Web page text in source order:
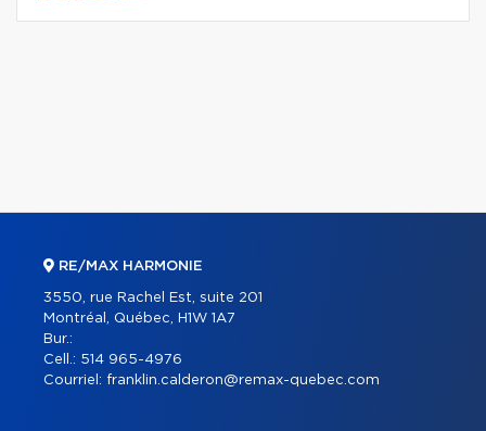
RE/MAX HARMONIE
3550, rue Rachel Est, suite 201
Montréal, Québec, H1W 1A7
Bur.:
Cell.: 514 965-4976
Courriel: franklin.calderon@remax-quebec.com